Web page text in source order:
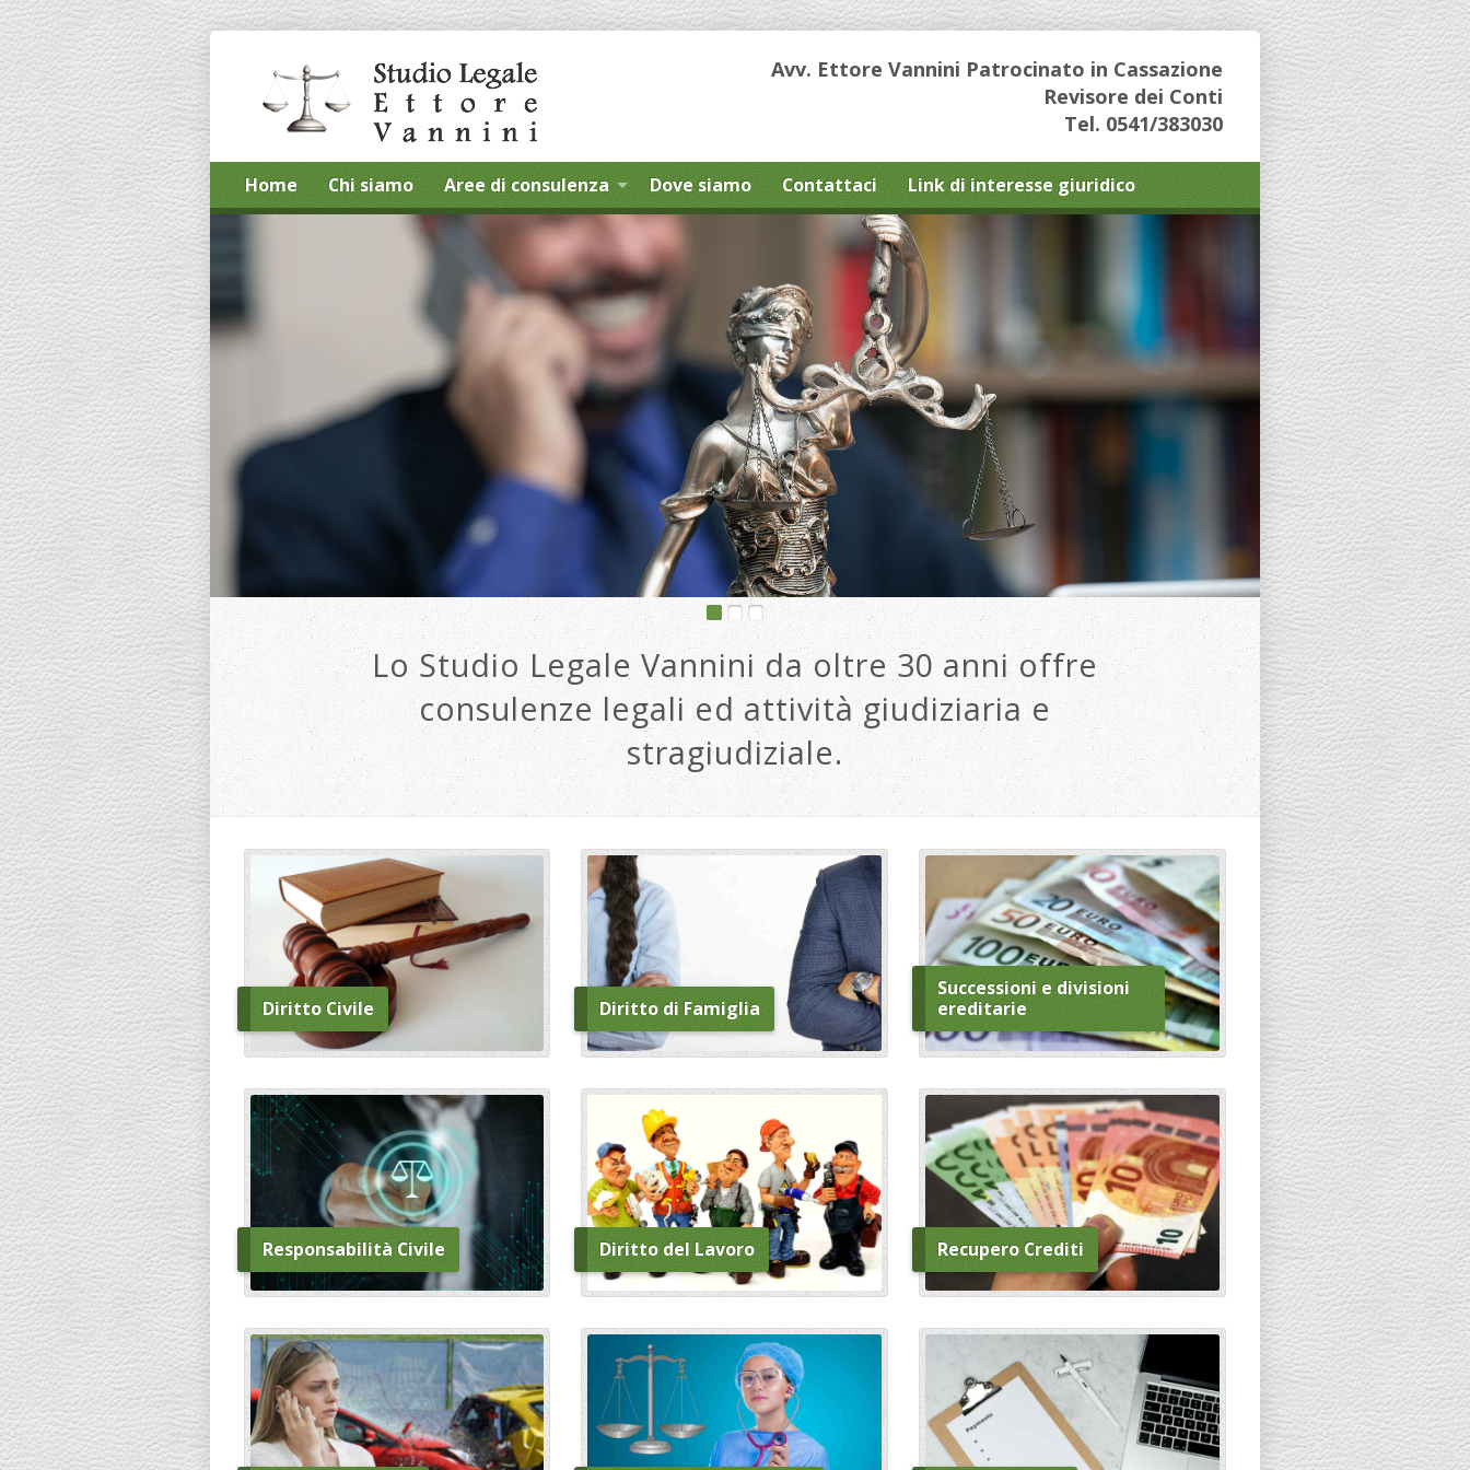
Avv. Ettore Vannini Patrocinato in Cassazione
Revisore dei Conti
Tel. 0541/383030
Home Chi siamo Aree di consulenza Dove siamo Contattaci Link di interesse giuridico
Lo Studio Legale Vannini da oltre 30 anni offre
consulenze legali ed attività giudiziaria e
stragiudiziale.
Diritto Civile Diritto di Famiglia
Successioni e divisioni
ereditarie
Responsabilità Civile Diritto del Lavoro Recupero Crediti